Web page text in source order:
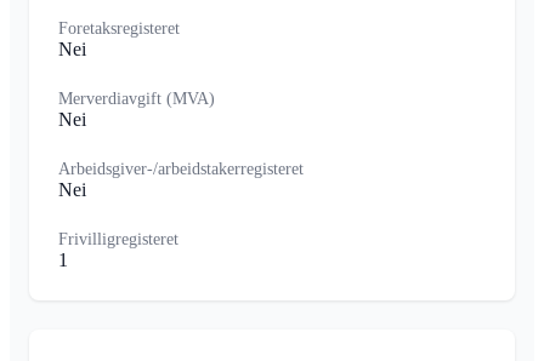
Foretaksregisteret
Nei
Merverdiavgift (MVA)
Nei
Arbeidsgiver-/arbeidstakerregisteret
Nei
Frivilligregisteret
1